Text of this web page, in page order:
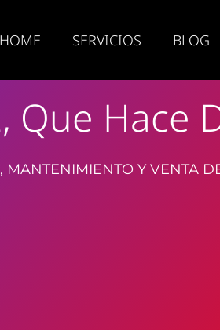
HOME SERVICIOS BLOG
Que Hace
MANTENIMIENTO Y VENTA